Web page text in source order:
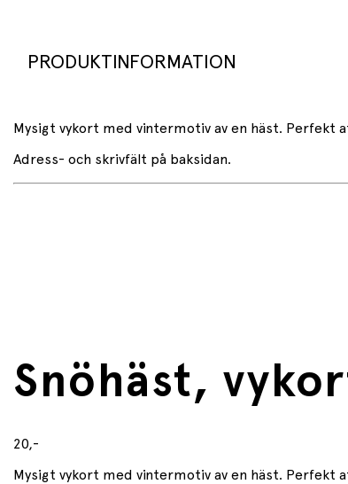
PRODUKTINFORMATION
Mysigt vykort med vintermotiv av en häst. Perfekt
Adress- och skrivfält på baksidan.
Snöhäst,
20,-
Mysigt vykort med vintermotiv av en häst. Perfekt